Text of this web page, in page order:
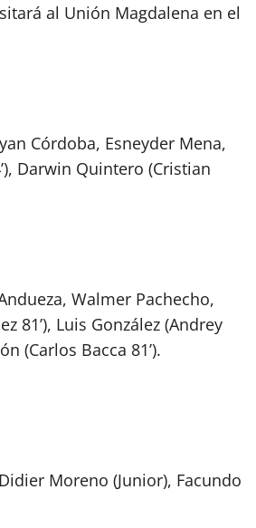
al Unión Magdalena en el
Córdoba, Esneyder Mena,
Darwin Quintero (Cristian
Walmer Pachecho,
81’), Luis González (Andrey
(Carlos Bacca 81’).
Moreno (Junior), Facundo